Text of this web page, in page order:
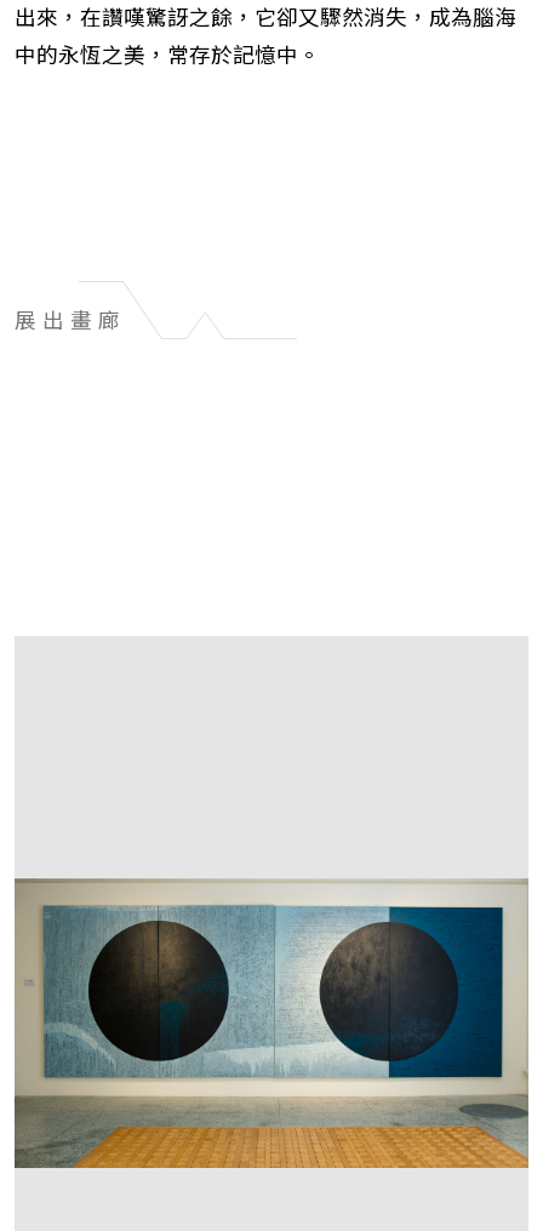
出來，在讚嘆驚訝之餘，它卻又驟然消失，成為腦海
中的永恆之美，常存於記憶中。
展出畫廊